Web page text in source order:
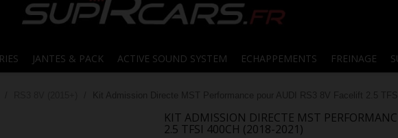
JANTES & PACK ACTIVE SOUND SYSTEM ECHAPPEMENTS FREINAGE
KIT ADMISSION DIRECTE MST
2.5 TFSI 400CH (2018-2021)